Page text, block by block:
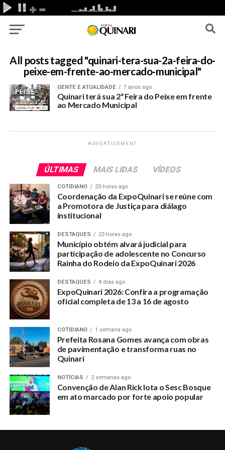
All posts tagged "quinari-tera-sua-2a-feira-do-
peixe-em-frente-ao-mercado-municipal"
GENTE E ATUALIDADE 7 anos ago
Quinari terá sua 2ª Feira do Peixe em frente
ao Mercado Municipal
ADVERTISEMENT
ÚLTIMAS MAIS LIDAS VÍDEOS
COTIDIANO 23 horas ago
Coordenação da ExpoQuinari se reúne com
a Promotora de Justiça para diálago
institucional
DESTAQUES 23 horas ago
Município obtém alvará judicial para
participação de adolescente no Concurso
Rainha do Rodeio da ExpoQuinari 2026
DESTAQUES 4 dias ago
ExpoQuinari 2026: Confira a programação
oficial completa de 13 a 16 de agosto
COTIDIANO 1 semana ago
Prefeita Rosana Gomes avança com obras
de pavimentação e transforma ruas no
Quinari
NOTÍCIAS 2 semanas ago
Convenção de Alan Rick lota o Sesc Bosque
em ato marcado por forte apoio popular